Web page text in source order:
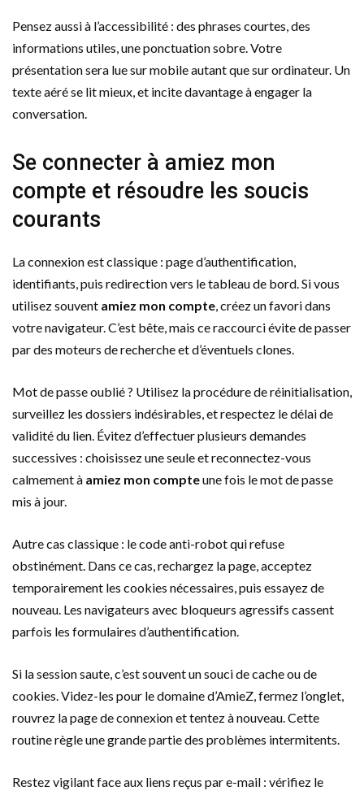
Pensez aussi à l’accessibilité : des phrases courtes, des
informations utiles, une ponctuation sobre. Votre
présentation sera lue sur mobile autant que sur ordinateur. Un
texte aéré se lit mieux, et incite davantage à engager la
conversation.
Se connecter à amiez mon
compte et résoudre les soucis
courants
La connexion est classique : page d’authentification,
identifiants, puis redirection vers le tableau de bord. Si vous
utilisez souvent amiez mon compte, créez un favori dans
votre navigateur. C’est bête, mais ce raccourci évite de passer
par des moteurs de recherche et d’éventuels clones.
Mot de passe oublié ? Utilisez la procédure de réinitialisation,
surveillez les dossiers indésirables, et respectez le délai de
validité du lien. Évitez d’effectuer plusieurs demandes
successives : choisissez une seule et reconnectez-vous
calmement à amiez mon compteune fois le mot de passe
mis à jour.
Autre cas classique : le code anti-robot qui refuse
obstinément. Dans ce cas, rechargez la page, acceptez
temporairement les cookies nécessaires, puis essayez de
nouveau. Les navigateurs avec bloqueurs agressifs cassent
parfois les formulaires d’authentification.
Si la session saute, c’est souvent un souci de cache ou de
cookies. Videz-les pour le domaine d’AmieZ, fermez l’onglet,
rouvrez la page de connexion et tentez à nouveau. Cette
routine règle une grande partie des problèmes intermitents.
Restez vigilant face aux liens reçus par e-mail : vérifiez le